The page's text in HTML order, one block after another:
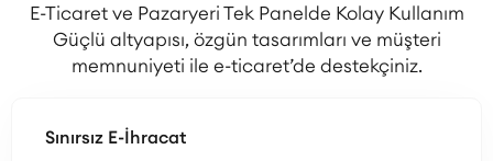
E-Ticaret ve Pazaryeri Tek Panelde Kolay Kullanım
Güçlü altyapısı, özgün tasarımları ve müşteri
memnuniyeti ile e-ticaret’de destekçiniz.
Sınırsız E-İhracat